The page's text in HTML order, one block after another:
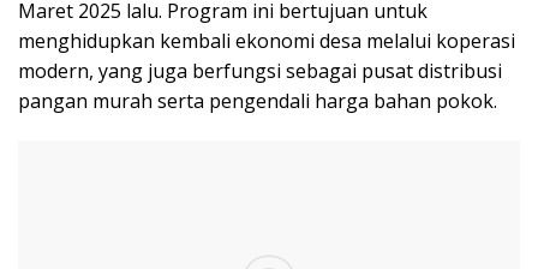
Maret 2025 lalu. Program ini bertujuan untuk
menghidupkan kembali ekonomi desa melalui koperasi
modern, yang juga berfungsi sebagai pusat distribusi
pangan murah serta pengendali harga bahan pokok.